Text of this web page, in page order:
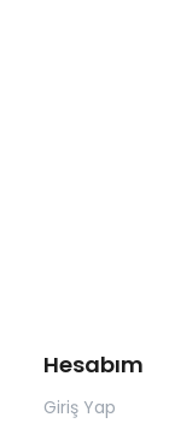
Hesabım
Giriş Yap